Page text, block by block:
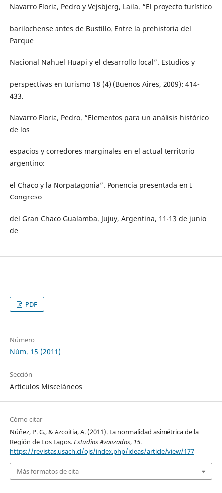
Navarro Floria, Pedro y Vejsbjerg, Laila. “El proyecto turístico
barilochense antes de Bustillo. Entre la prehistoria del
Parque
Nacional Nahuel Huapi y el desarrollo local”. Estudios y
perspectivas en turismo 18 (4) (Buenos Aires, 2009): 414-
433.
Navarro Floria, Pedro. “Elementos para un análisis histórico
de los
espacios y corredores marginales en el actual territorio
argentino:
el Chaco y la Norpatagonia”. Ponencia presentada en I
Congreso
del Gran Chaco Gualamba. Jujuy, Argentina, 11-13 de junio
de
PDF
Número
Núm. 15 (2011)
Sección
Artículos Misceláneos
Cómo citar
Núñez, P. G., & Azcoitia, A. (2011). La normalidad asimétrica de la
Región de Los Lagos.Estudios Avanzados, 15.
https://revistas.usach.cl/ojs/index.php/ideas/article/view/177
Más formatos de cita